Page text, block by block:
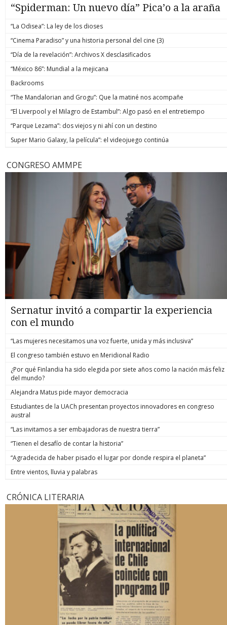
“Spiderman: Un nuevo día” Pica’o a la araña
“La Odisea”: La ley de los dioses
“Cinema Paradiso” y una historia personal del cine (3)
“Día de la revelación”: Archivos X desclasificados
“México 86”: Mundial a la mejicana
Backrooms
“The Mandalorian and Grogu”: Que la matiné nos acompañe
“El Liverpool y el Milagro de Estambul”: Algo pasó en el entretiempo
“Parque Lezama”: dos viejos y ni ahí con un destino
Super Mario Galaxy, la película”: el videojuego continúa
CONGRESO AMMPE
Sernatur invitó a compartir la experiencia
con el mundo
“Las mujeres necesitamos una voz fuerte, unida y más inclusiva”
El congreso también estuvo en Meridional Radio
¿Por qué Finlandia ha sido elegida por siete años como la nación más feliz
del mundo?
Alejandra Matus pide mayor democracia
Estudiantes de la UACh presentan proyectos innovadores en congreso
austral
“Las invitamos a ser embajadoras de nuestra tierra”
“Tienen el desafío de contar la historia”
“Agradecida de haber pisado el lugar por donde respira el planeta”
Entre vientos, lluvia y palabras
CRÓNICA LITERARIA